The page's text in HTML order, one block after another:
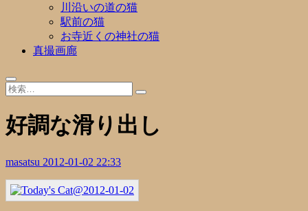
川沿いの道の猫
駅前の猫
お寺近くの神社の猫
真撮画廊
好調な滑り出し
masatsu 2012-01-02 22:33